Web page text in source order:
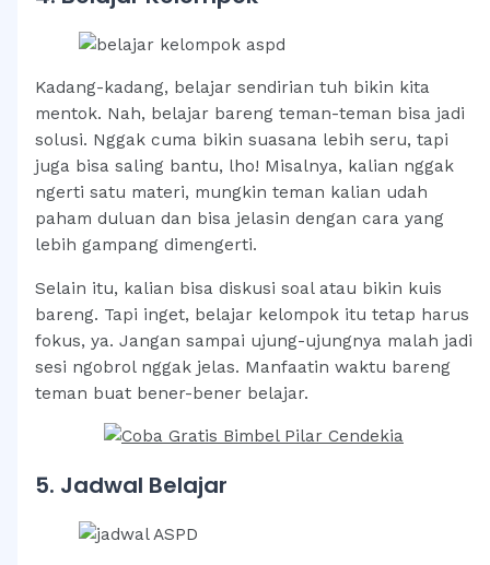
Kadang-kadang, belajar sendirian tuh bikin kita
mentok. Nah, belajar bareng teman-teman bisa jadi
solusi. Nggak cuma bikin suasana lebih seru, tapi
juga bisa saling bantu, lho! Misalnya, kalian nggak
ngerti satu materi, mungkin teman kalian udah
paham duluan dan bisa jelasin dengan cara yang
lebih gampang dimengerti.
Selain itu, kalian bisa diskusi soal atau bikin kuis
bareng. Tapi inget, belajar kelompok itu tetap harus
fokus, ya. Jangan sampai ujung-ujungnya malah jadi
sesi ngobrol nggak jelas. Manfaatin waktu bareng
teman buat bener-bener belajar.
5. Jadwal Belajar